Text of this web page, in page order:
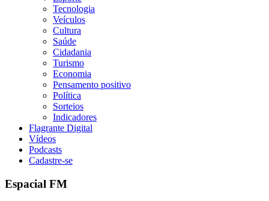
Tecnologia
Veículos
Cultura
Saúde
Cidadania
Turismo
Economia
Pensamento positivo
Política
Sorteios
Indicadores
Flagrante Digital
Vídeos
Podcasts
Cadastre-se
Espacial FM